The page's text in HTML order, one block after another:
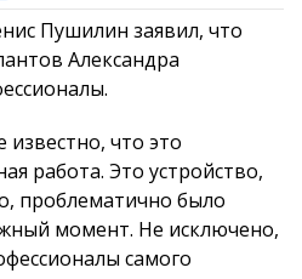
Пушилин заявил, что
Александра
что это
работа. Это устройство,
проблематично было
момент. Не исключено,
самого